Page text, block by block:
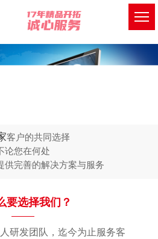
客户的共同选择
论您在何处
供完善的解决方案与服务
要选择我们？
研发团队，迄今为止服务客